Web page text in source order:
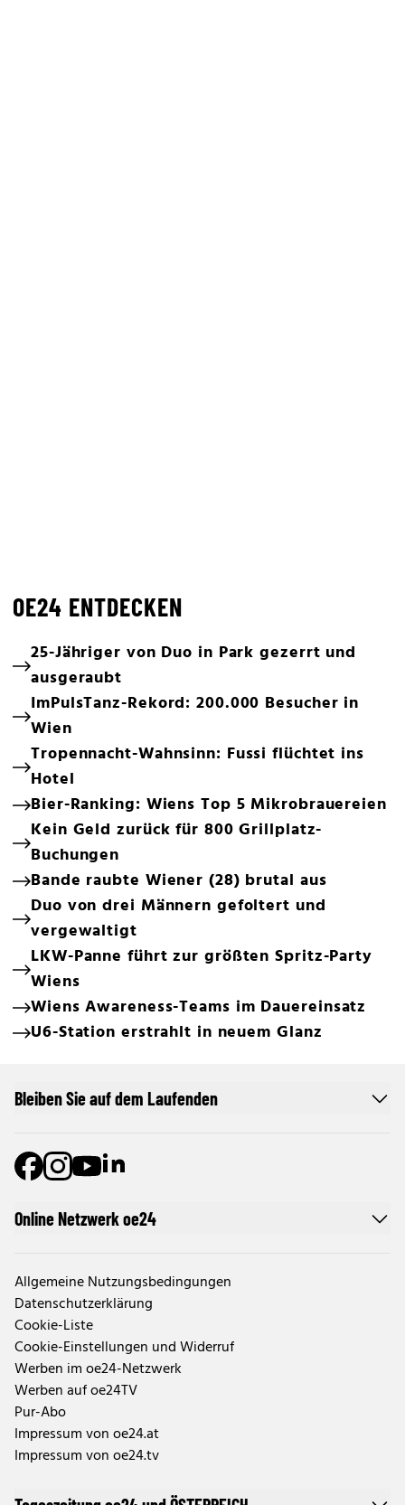
OE24 ENTDECKEN
25-Jähriger von Duo in Park gezerrt und
ausgeraubt
ImPulsTanz-Rekord: 200.000 Besucher in
Wien
Tropennacht-Wahnsinn: Fussi flüchtet ins
Hotel
Bier-Ranking: Wiens Top 5 Mikrobrauereien
Kein Geld zurück für 800 Grillplatz-
Buchungen
Bande raubte Wiener (28) brutal aus
Duo von drei Männern gefoltert und
vergewaltigt
LKW-Panne führt zur größten Spritz-Party
Wiens
Wiens Awareness-Teams im Dauereinsatz
U6-Station erstrahlt in neuem Glanz
Online Netzwerk oe24
Allgemeine Nutzungsbedingungen
Datenschutzerklärung
Cookie-Liste
Cookie-Einstellungen und Widerruf
Werben im oe24-Netzwerk
Werben auf oe24TV
Pur-Abo
Impressum von oe24.at
Impressum von oe24.tv
Bleiben Sie auf dem Laufenden